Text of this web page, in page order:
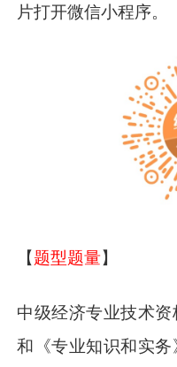
片打开微信小程序。
【题型题量】
中级经济专业技术资
和《专业知识和实